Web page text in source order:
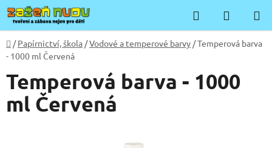
Přejít
na
obsah
Hledat
KOŠÍK
Domů
/ Papírnictví, škola /Vodové a temperové barvy /Temperová barva
- 1000 ml Červená
Temperová barva - 1000
ml Červená